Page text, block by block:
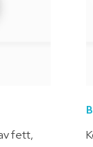
fett,